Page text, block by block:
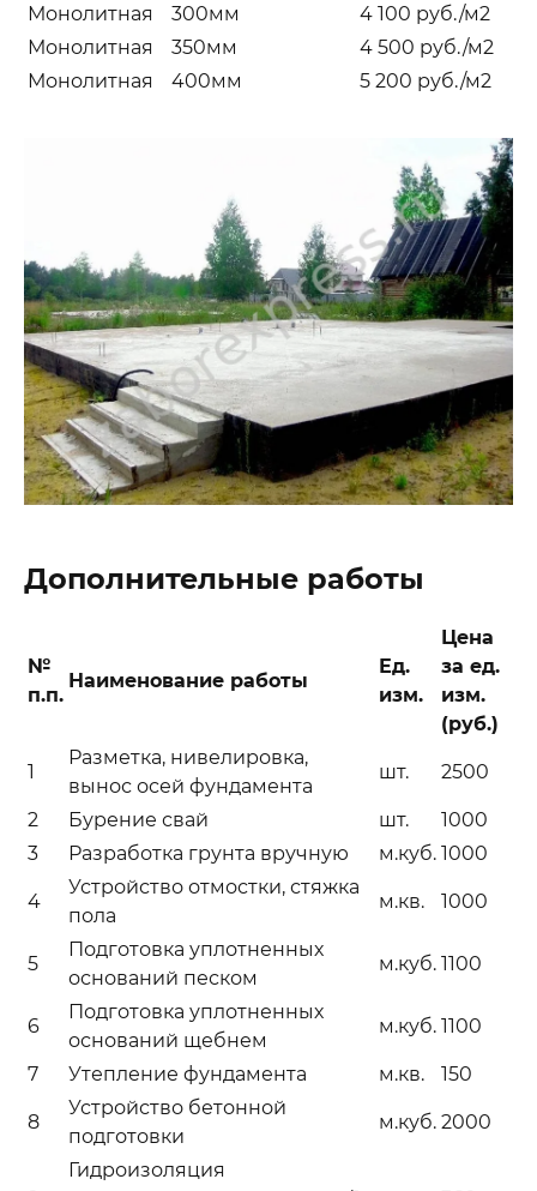
Монолитная
300мм 4 100 руб./м2
Монолитная
350мм 4 500 руб./м2
Монолитная
400мм 5 200 руб./м2
Дополнительные работы
№
п.п.
Наименование работы
Ед.
изм.
Цена
за ед.
изм.
(руб.)
1
Разметка, нивелировка,
вынос осей фундамента
шт. 2500
2 Бурение свай шт.
1000
3
Разработка грунта вручную м.куб. 1000
4
Устройство отмостки, стяжка
пола
м.кв. 1000
5
Подготовка уплотненных
оснований песком
м.куб. 1100
6
Подготовка уплотненных
оснований щебнем
м.куб. 1100
7 Утепление фундамента м.кв. 150
8
Устройство бетонной
подготовки
м.куб. 2000
Гидроизоляция